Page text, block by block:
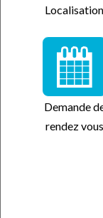
Localisation
Demande
rendez vous